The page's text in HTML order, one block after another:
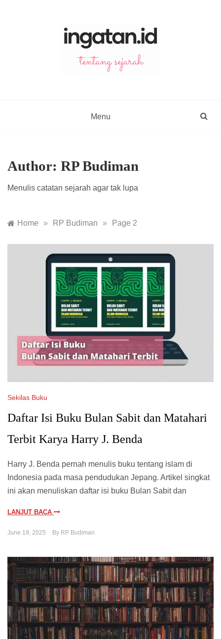
Menu
Author: RP Budiman
Menulis catatan sejarah agar tak lupa
Home » RP Budiman » Page 2
Sekilas Buku
Daftar Isi Buku Bulan Sabit dan Matahari
Terbit Karya Harry J. Benda
Harry J. Benda pernah menulis buku tentang islam di
Indonesia pada masa pendudukan Jepang. Artikel singkat
ini akan menuliskan daftar isi buku Bulan Sabit dan
LANJUT BACA
June 19, 2025 By RP Budiman